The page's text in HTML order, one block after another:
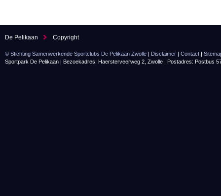
De Pelikaan Copyright
© Stichting Samenwerkende Sportclubs De Pelikaan Zwolle | Disclaimer | Contact |
Sportpark De Pelikaan | Bezoekadres: Haersterveerweg 2, Zwolle | Postadres: Postbus